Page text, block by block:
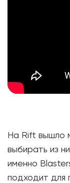
На Rift вышло
выбирать из
именно
подходит для